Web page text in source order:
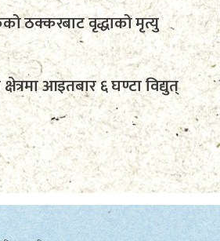
ठक्करबाट वृद्धाको मृत्यु
आइतबार ६ घण्टा विद्युत्